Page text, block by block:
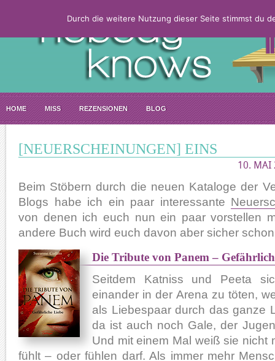
HOME MISS REZENSIONEN BLOG
[NEUERSCHEINUNGEN] EINS
10.
Beim Stöbern durch die neuen Kataloge der
Blogs habe ich ein paar interessante
von denen ich euch nun ein paar vorstellen
andere Buch wird euch davon aber sicher
Die Tribute von Panem –
Seitdem Katniss und Peeta
einander in der Arena zu töten,
als Liebespaar durch das ganze
da ist auch noch Gale, der
Und mit einem Mal weiß sie nicht
fühlt – oder fühlen darf. Als immer mehr
Durch die weitere Nutzung dieser Seite stimmst du